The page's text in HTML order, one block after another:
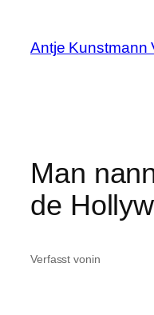
springen
Antje Kunstmann
Man
de
Verfasst vonin